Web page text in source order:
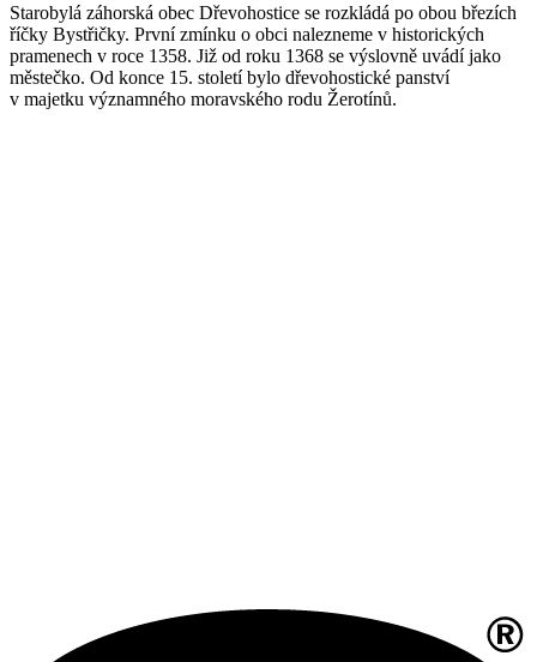
Starobylá záhorská obec Dřevohostice se rozkládá po obou březích
říčky Bystřičky. První zmínku o obci nalezneme v historických
pramenech v roce 1358. Již od roku 1368 se výslovně uvádí jako
městečko. Od konce 15. století bylo dřevohostické panství
v majetku významného moravského rodu Žerotínů.